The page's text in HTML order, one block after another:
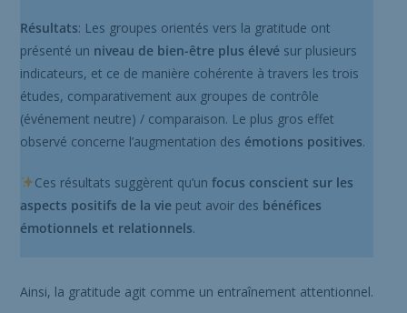
Résultats: Les groupes orientés vers la gratitude ont
présenté un niveau de bien-être plus élevésur plusieurs
indicateurs, et ce de manière cohérente à travers les trois
études, comparativement aux groupes de contrôle
(événement neutre) / comparaison. Le plus gros effet
observé concerne l’augmentation des émotions positives.
Ces résultats suggèrent qu’un focus conscient sur les
aspects positifs de la viepeut avoir des bénéfices
émotionnels et relationnels.
Ainsi, la gratitude agit comme un entraînement attentionnel.